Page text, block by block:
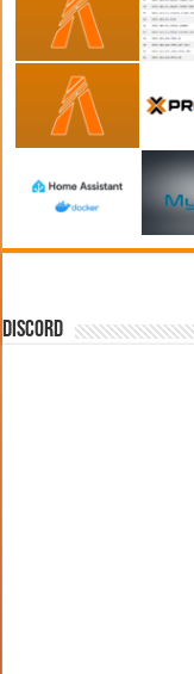
DISCORD